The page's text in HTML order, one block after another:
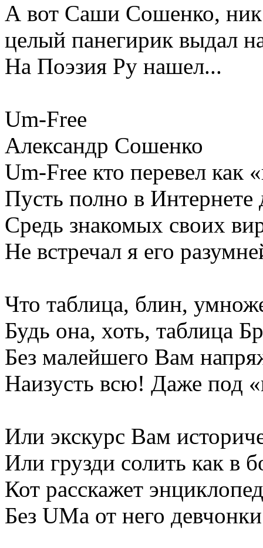
А вот Саши Сошенко, ник
целый панегирик выдал
На Поэзия Ру нашел...
Um-Free
Александр Сошенко
Um-Free кто перевел как
Пусть полно в Интернете
Средь знакомых своих
Не встречал я его
Что таблица, блин,
Будь она, хоть, таблица
Без малейшего Вам
Наизусть всю! Даже под
Или экскурс Вам
Или грузди солить как в
Кот расскажет
Без UMа от него